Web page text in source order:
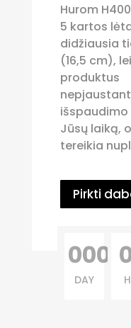
Hurom
5 kartos
didžiausia
(16,5 cm),
produktus
Jūsų laiką,
tereikia
Pirkti
000
DAY